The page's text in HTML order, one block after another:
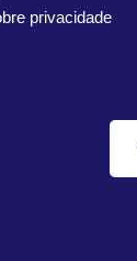
privacidade